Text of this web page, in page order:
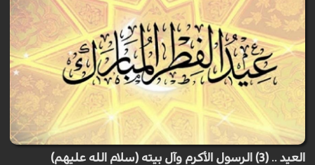
العيد .. (3) الرسول الأكرم وآل بيته (سلام الله عليهم)